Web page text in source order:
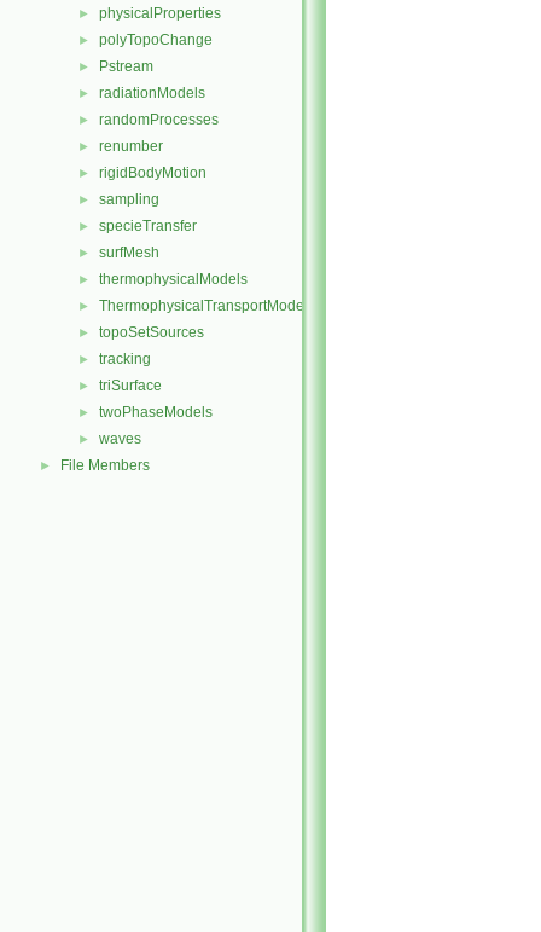
► physicalProperties
► polyTopoChange
► Pstream
► radiationModels
► randomProcesses
► renumber
► rigidBodyMotion
► sampling
► specieTransfer
► surfMesh
► thermophysicalModels
► ThermophysicalTransportModels
► topoSetSources
► tracking
► triSurface
► twoPhaseModels
► waves
► File Members